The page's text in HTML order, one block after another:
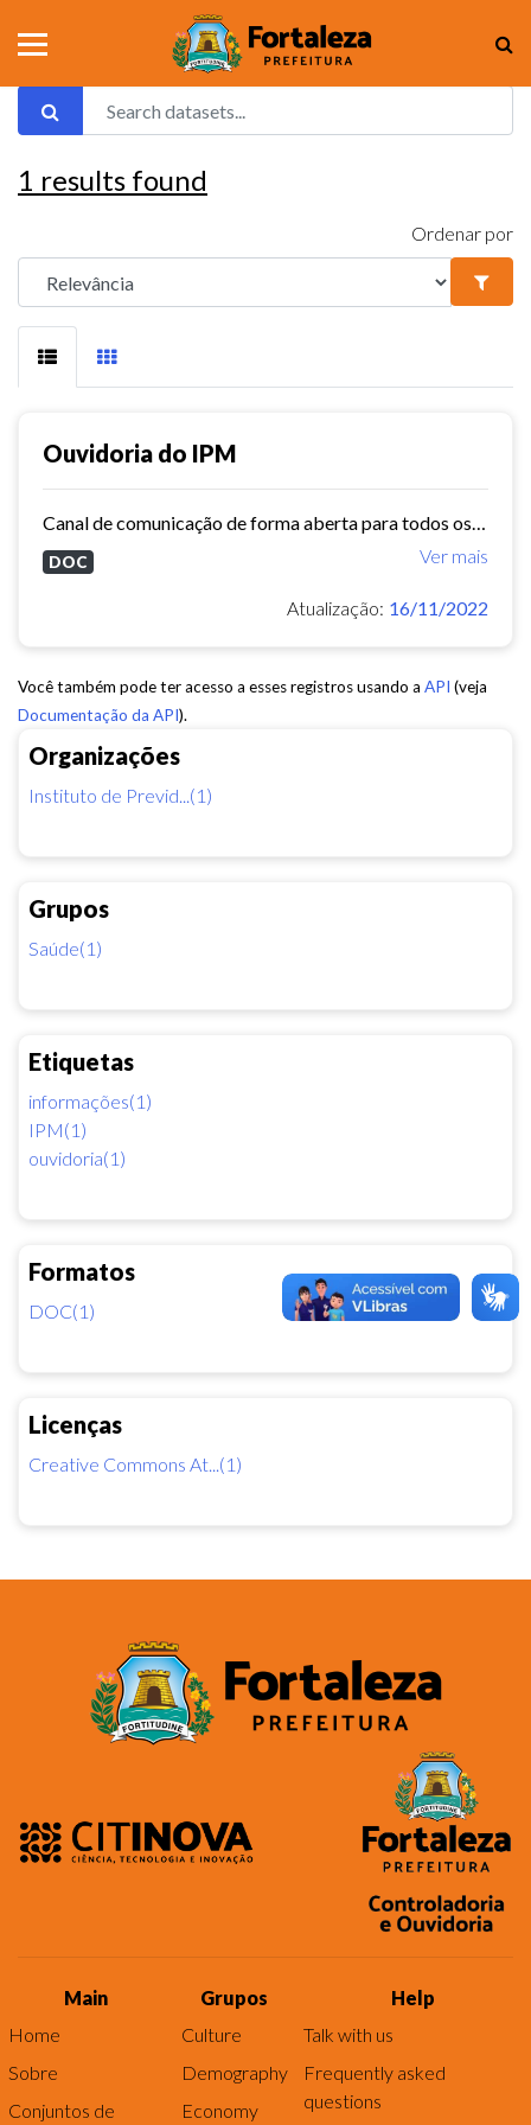
Organizações
Instituto de Previd...(1)
Grupos
Saúde(1)
Etiquetas
informações(1)
IPM(1)
ouvidoria(1)
Formatos
DOC(1)
Licenças
Creative Commons At...(1)
1 results found
Ordenar por
Ouvidoria do IPM
Ver mais
DOC
Atualização: 16/11/2022
Você também pode ter acesso a esses registros usando a API (veja
Documentação da API).
Main
Home
Sobre
Conjuntos de
Grupos
Culture
Demography
Economy
Help
Talk with us
Frequently asked
questions